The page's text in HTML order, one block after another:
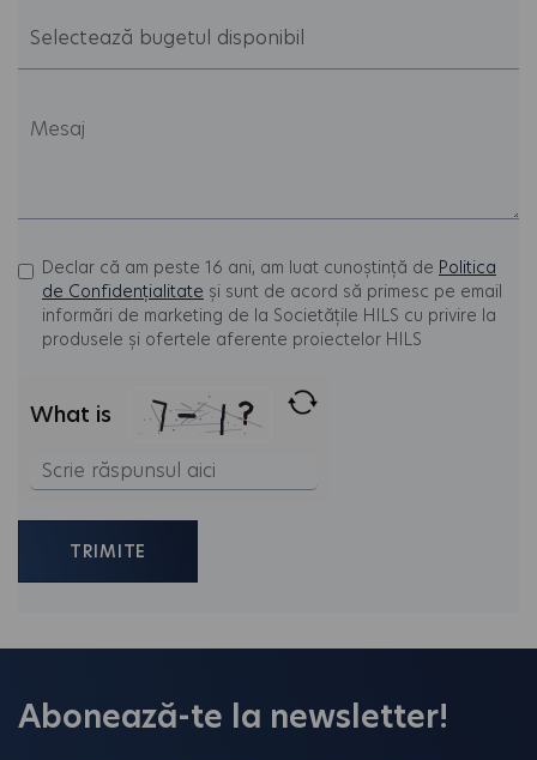
Declar că am peste 16 ani, am luat cunoștință de Politica
de Confidențialitate și sunt de acord să primesc pe email
informări de marketing de la Societățile HILS cu privire la
produsele și ofertele aferente proiectelor HILS
What is
Solve
the
image
Abonează-te la newsletter!